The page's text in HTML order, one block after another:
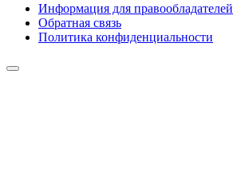
Информация для правообладателей
Обратная связь
Политика конфиденциальности